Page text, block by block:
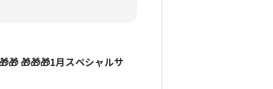
🎁🎁🎁1月スペシャルサ